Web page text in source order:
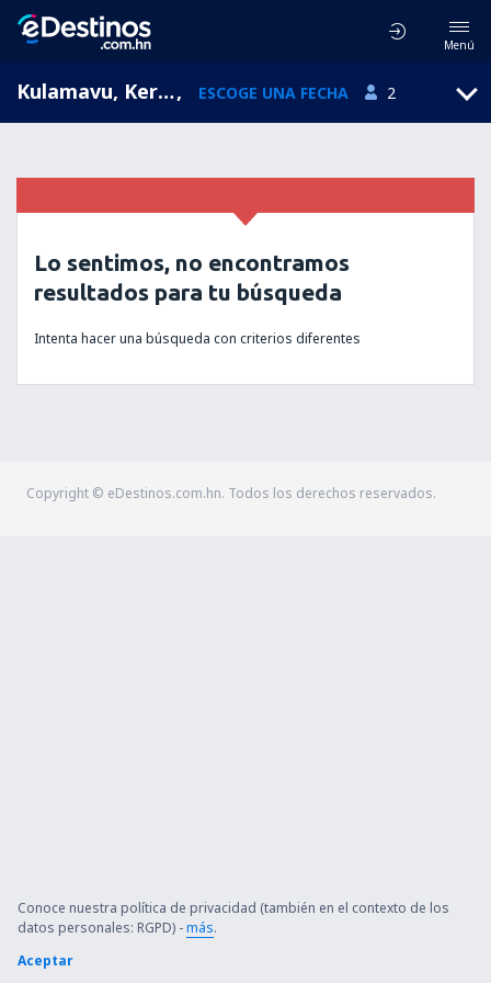
Menú
Kulamavu, Kerala, India, ESCOGE UNA FECHA 2
Lo sentimos, no encontramos
resultados para tu búsqueda
Intenta hacer una búsqueda con criterios diferentes
Copyright © eDestinos.com.hn. Todos los derechos reservados.
Conoce nuestra política de privacidad (también en el contexto de los
datos personales: RGPD) -más.
Aceptar